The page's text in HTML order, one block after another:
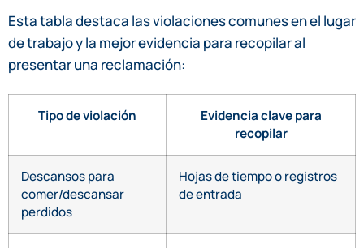
Esta tabla destaca las violaciones comunes en el lugar
de trabajo y la mejor evidencia para recopilar al
presentar una reclamación:
Tipo de violación
Evidencia clave para
recopilar
Descansos para
comer/descansar
perdidos
Hojas de tiempo o registros
de entrada